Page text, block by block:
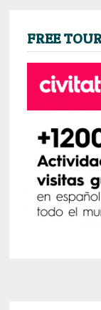
FREE